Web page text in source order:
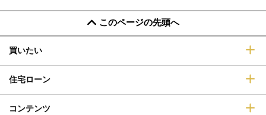
このページの先頭へ
買いたい
住宅ローン
コンテンツ